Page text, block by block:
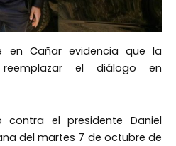
en Cañar evidencia que la
el diálogo en
el presidente Daniel
del martes 7 de octubre de